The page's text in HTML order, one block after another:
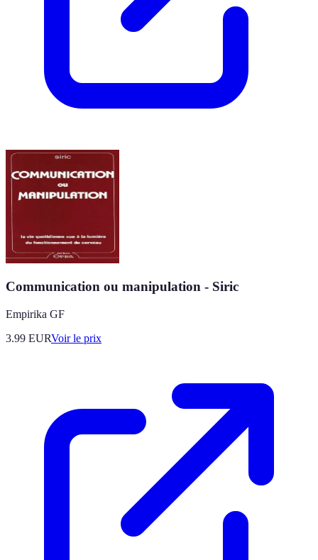
Communication ou manipulation - Siric
Empirika GF
3.99 EURVoir le prix